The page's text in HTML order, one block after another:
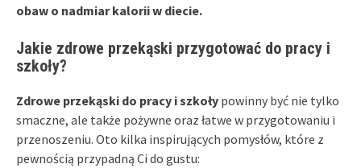
obaw o nadmiar kalorii w diecie.
Jakie zdrowe przekąski przygotować do pracy i
szkoły?
Zdrowe przekąski do pracy i szkoły powinny być nie tylko
smaczne, ale także pożywne oraz łatwe w przygotowaniu i
przenoszeniu. Oto kilka inspirujących pomysłów, które z
pewnością przypadną Ci do gustu: